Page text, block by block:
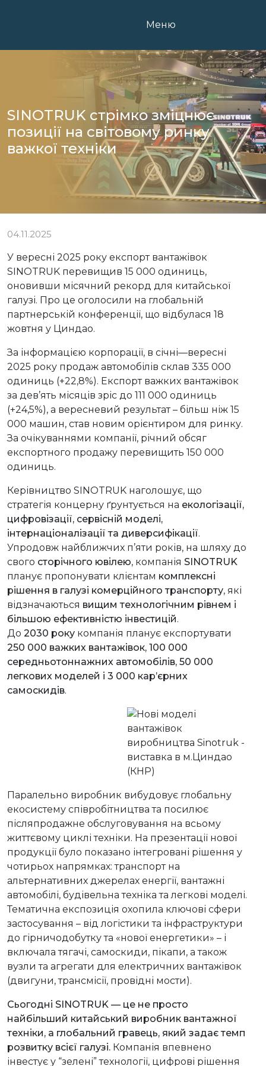
Меню
SINOTRUK стрімко зміцнює
позиції на світовому ринку
важкої техніки
04.11.2025
У вересні 2025 року експорт вантажівок
SINOTRUK перевищив 15 000 одиниць,
оновивши місячний рекорд для китайської
галузі. Про це оголосили на глобальній
партнерській конференції, що відбулася 18
жовтня у Циндао.
За інформацією корпорації, в січні—вересні
2025 року продаж автомобілів склав 335 000
одиниць (+22,8%). Експорт важких вантажівок
за дев’ять місяців зріс до 111 000 одиниць
(+24,5%), а вересневий результат – більш ніж 15
000 машин, став новим орієнтиром для ринку.
За очікуваннями компанії, річний обсяг
експортного продажу перевищить 150 000
одиниць.
Керівництво SINOTRUK наголошує, що
стратегія концерну ґрунтується на екологізації,
цифровізації, сервісній моделі,
інтернаціоналізації та диверсифікації.
Упродовж найближчих п’яти років, на шляху до
свого сторічного ювілею, компанія SINOTRUK
планує пропонувати клієнтам комплексні
рішення в галузі комерційного транспорту, які
відзначаються вищим технологічним рівнем і
більшою ефективністю інвестицій.
До 2030 року компанія планує експортувати
250 000 важких вантажівок, 100 000
середньотоннажних автомобілів, 50 000
легкових моделей і 3 000 кар’єрних
самоскидів.
Паралельно виробник вибудовує глобальну
екосистему співробітництва та посилює
післяпродажне обслуговування на всьому
життєвому циклі техніки. На презентації нової
продукції було показано інтегровані рішення у
чотирьох напрямках: транспорт на
альтернативних джерелах енергії, вантажні
автомобілі, будівельна техніка та легкові моделі.
Тематична експозиція охопила ключові сфери
застосування – від логістики та інфраструктури
до гірничодобутку та «нової енергетики» – і
включала тягачі, самоскиди, пікапи, а також
вузли та агрегати для електричних вантажівок
(двигуни, трансмісії, провідні мости).
Сьогодні SINOTRUK — це не просто
найбільший китайський виробник вантажної
техніки, а глобальний гравець, який задає темп
розвитку всієї галузі. Компанія впевнено
інвестує у “зелені” технології, цифрові рішення